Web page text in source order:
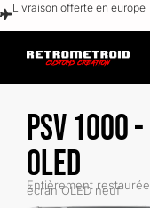
Livraison offerte en europe
PSV 1000 -
OLED
Entièrement
écran OLED neuf